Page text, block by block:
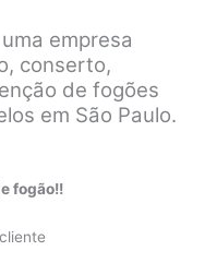
empresa
conserto,
de fogões
em São Paulo.
fogão!!